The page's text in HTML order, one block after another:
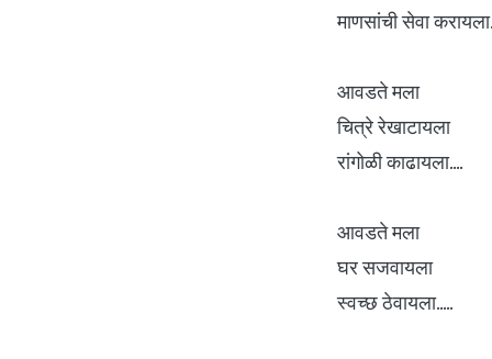
माणसांची सेवा
आवडते मला
चित्रे रेखाटायला
रांगोळी काढायला....
आवडते मला
घर सजवायला
स्वच्छ ठेवायला.....